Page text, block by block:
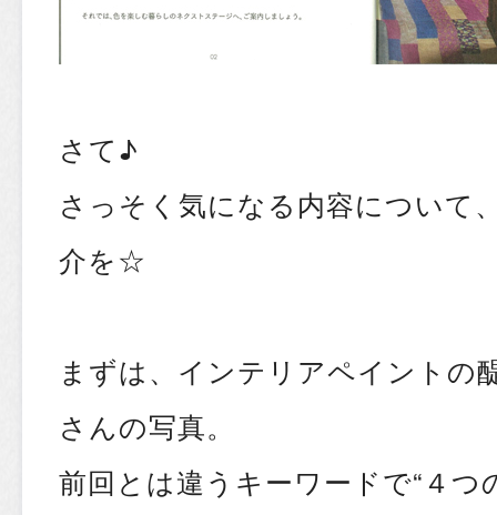
さて♪
さっそく気になる内容について
介を☆
まずは、インテリアペイントの
さんの写真。
前回とは違うキーワードで“４つ